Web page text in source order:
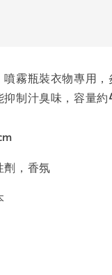
霧瓶裝衣物專用
抑制汁臭味，容量
劑，香氛